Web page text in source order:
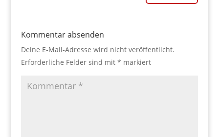
Kommentar absenden
Deine E-Mail-Adresse wird nicht veröffentlicht.
Erforderliche Felder sind mit * markiert